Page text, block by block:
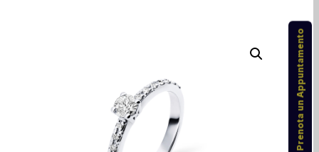
Prenota un Appuntamento